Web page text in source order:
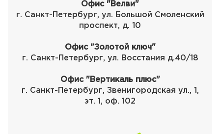
Офис "Велви"
г. Санкт-Петербург, ул. Большой Смоленский
проспект, д. 10
Офис "Золотой ключ"
г. Санкт-Петербург, ул. Восстания д.40/18
Офис "Вертикаль плюс"
г. Санкт-Петербург, Звенигородская ул., 1,
эт. 1, оф. 102